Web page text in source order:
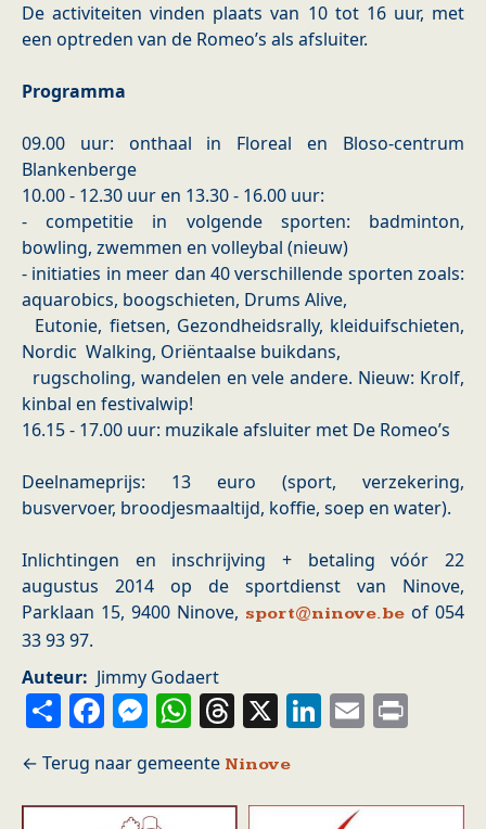
De activiteiten vinden plaats van 10 tot 16 uur, met
een optreden van de Romeo’s als afsluiter.
Programma
09.00 uur: onthaal in Floreal en Bloso-centrum
Blankenberge
10.00 - 12.30 uur en 13.30 - 16.00 uur:
- competitie in volgende sporten: badminton,
bowling, zwemmen en volleybal (nieuw)
- initiaties in meer dan 40 verschillende sporten zoals:
aquarobics, boogschieten, Drums Alive,
Eutonie, fietsen, Gezondheidsrally, kleiduifschieten,
Nordic Walking, Oriëntaalse buikdans,
rugscholing, wandelen en vele andere. Nieuw: Krolf,
kinbal en festivalwip!
16.15 - 17.00 uur: muzikale afsluiter met De Romeo’s
Deelnameprijs: 13 euro (sport, verzekering,
busvervoer, broodjesmaaltijd, koffie, soep en water).
Inlichtingen en inschrijving + betaling vóór 22
augustus 2014 op de sportdienst van Ninove,
Parklaan 15, 9400 Ninove, sport@ninove.be of 054
33 93 97.
Auteur
Jimmy Godaert
ShareFacebook
Messenger
WhatsApp
Threads
X LinkedIn
Email
Ninove